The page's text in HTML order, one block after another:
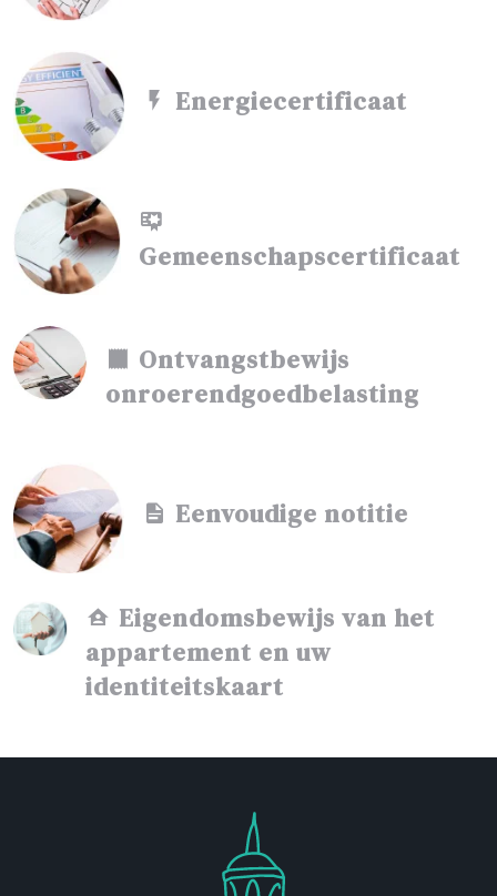
Energiecertificaat
Gemeenschapscertificaat
Ontvangstbewijs
onroerendgoedbelasting
Eenvoudige notitie
Eigendomsbewijs van het
appartement en uw
identiteitskaart